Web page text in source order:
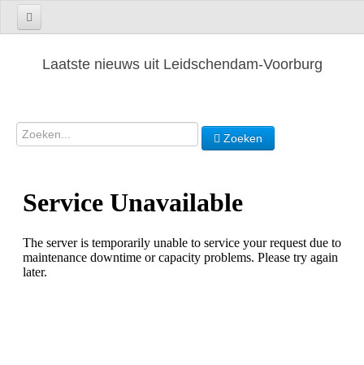
Laatste nieuws uit Leidschendam-Voorburg
Zoeken